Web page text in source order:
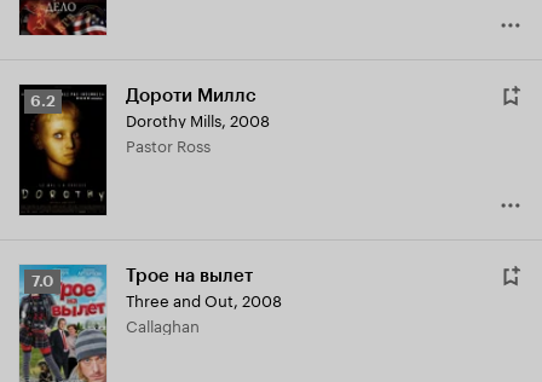
Рейтинг
Кинопоиска
6.2
6.2 Дороти Миллс
Dorothy Mills, 2008
Pastor Ross
Рейтинг
Кинопоиска
7.0
7.0 Трое на вылет
Three and Out, 2008
Callaghan